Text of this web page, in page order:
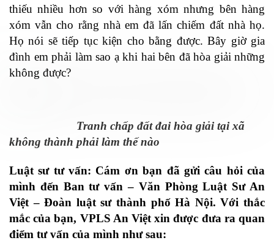
thiếu nhiều hơn so với hàng xóm nhưng bên hàng
xóm vẫn cho rằng nhà em đã lấn chiếm đất nhà họ.
Họ nói sẽ tiếp tục kiện cho bằng được. Bây giờ gia
đình em phải làm sao ạ khi hai bên đã hòa giải những
không được?
Tranh chấp đất đai hòa giải tại xã
không thành phải làm thế nào
Luật sư tư vấn: Cám ơn bạn đã gửi câu hỏi của
mình đến Ban tư vấn – Văn Phòng Luật Sư An
Việt – Đoàn luật sư thành phố Hà Nội. Với thắc
mắc của bạn, VPLS An Việt xin được đưa ra quan
điểm tư vấn của mình như sau: